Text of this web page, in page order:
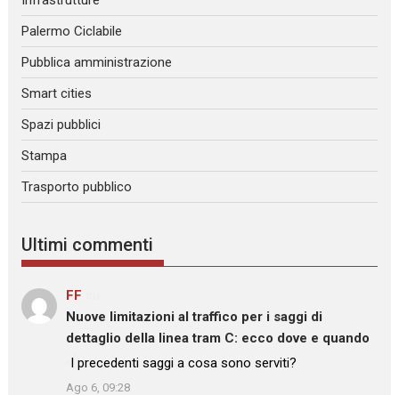
Palermo Ciclabile
Pubblica amministrazione
Smart cities
Spazi pubblici
Stampa
Trasporto pubblico
Ultimi commenti
FF
Nuove limitazioni al traffico per i saggi di
dettaglio della linea tram C: ecco dove e quando
: “I precedenti saggi a cosa sono serviti?
Ago 6, 09:28